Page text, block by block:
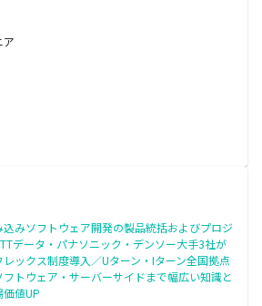
ア
込みソフトウェア開発の製品統括およびプロジ
データ・パナソニック・デンソー大手3社が
ックス制度導入／Uターン・Iターン全国拠点
トウェア・サーバーサイドまで幅広い知識と
値UP